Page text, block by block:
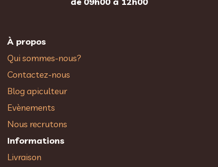
À propos
Qui sommes-nous?
Contactez-nous
Blog apiculteur
Evènements
Nous recrutons
Informations
Livraison